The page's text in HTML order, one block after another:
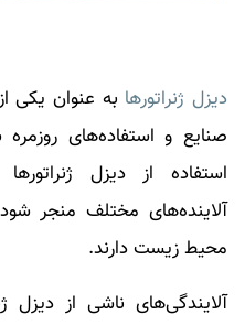
دیزل ژنراتورها به عنوان یکی
صنایع و استفاده‌های
استفاده از دیزل
آلاینده‌های مختلف منجر
محیط زیست دارند.
آلایندگی‌های ناشی از دیزل